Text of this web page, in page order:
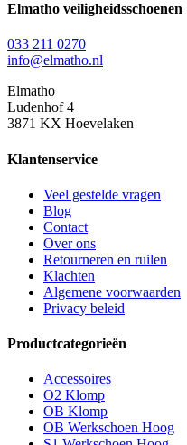
variaties.
Elmatho veiligheidsschoenen
033 211 0270
info@elmatho.nl
Elmatho
Ludenhof 4
3871 KX Hoevelaken
Klantenservice
Veel gestelde vragen
Blog
Contact
Over ons
Retourneren en ruilen
Klachten
Algemene voorwaarden
Privacy beleid
Productcategorieën
Accessoires
O2 Klomp
OB Klomp
OB Werkschoen Hoog